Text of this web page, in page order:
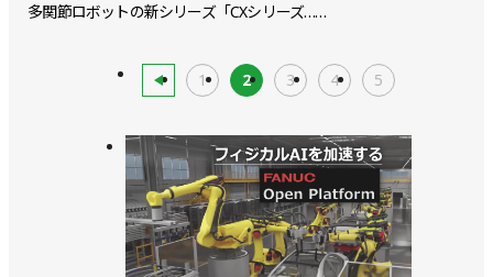
多関節ロボットの新シリーズ「CXシリーズ……
1 2 3 4 5